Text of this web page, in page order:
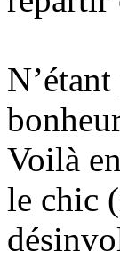
Voilà
le chic